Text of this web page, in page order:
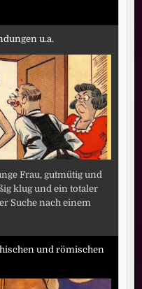
u.a.
Frau, gutmütig und
klug und ein totaler
Suche nach einem
und römischen